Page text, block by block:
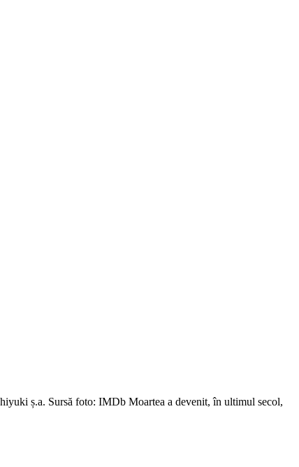
ș.a. Sursă foto: IMDb Moartea a devenit, în ultimul secol,